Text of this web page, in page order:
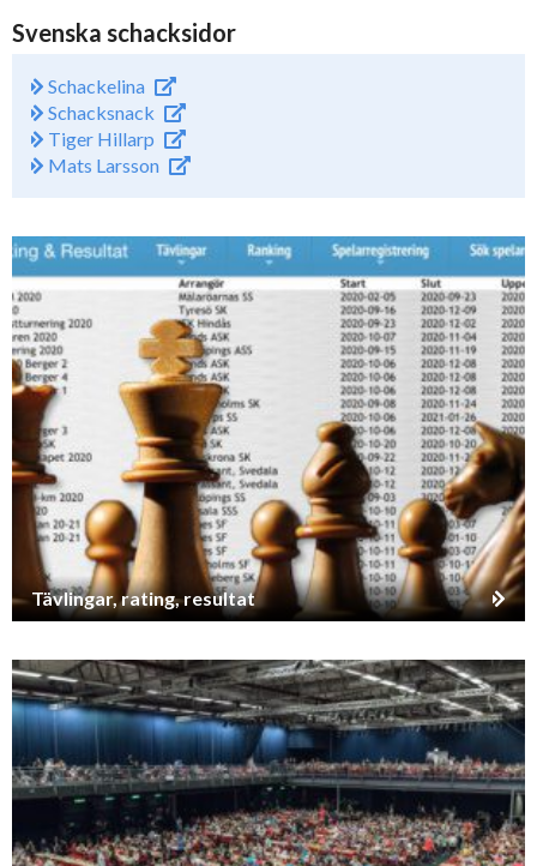
Svenska schacksidor
Schackelina
Schacksnack
Tiger Hillarp
Mats Larsson
Tävlingar, rating, resultat